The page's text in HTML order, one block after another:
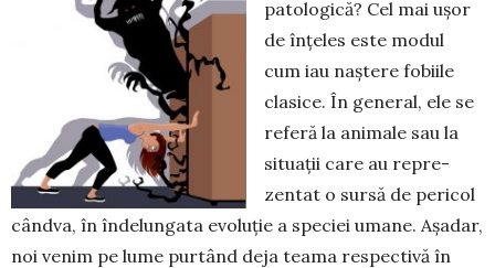
patologică? Cel mai ușor
de înțeles este mo­dul
cum iau naștere fobiile
clasice. În general, ele se
referă la animale sau la
situații care au repre­
zentat o sursă de pericol
cândva, în îndelungata evo­luție a speciei umane. Așadar,
noi venim pe lume purtând deja teama respectivă în